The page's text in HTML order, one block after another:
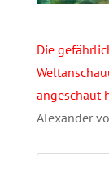
Die
angeschaut
Alexander